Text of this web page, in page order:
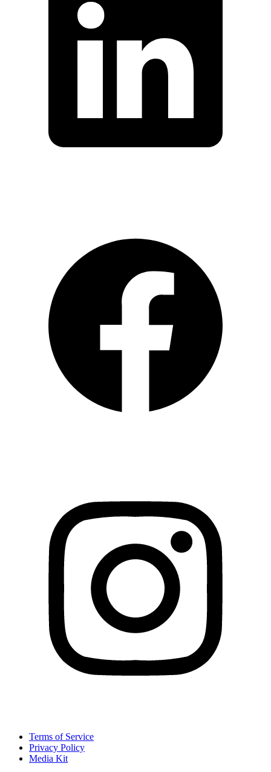
Terms of Service
Privacy Policy
Media Kit